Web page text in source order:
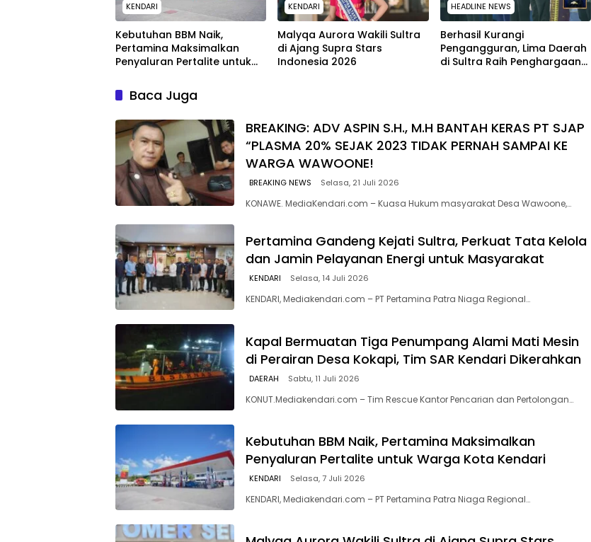
KENDARI
Kebutuhan BBM Naik,
Pertamina Maksimalkan
Penyaluran Pertalite untuk
KENDARI
Malyqa Aurora Wakili Sultra
di Ajang Supra Stars
Indonesia 2026
HEADLINE NEWS
Berhasil Kurangi
Pengangguran, Lima Daerah
di Sultra Raih Penghargaan
Baca Juga
BREAKING: ADV ASPIN S.H., M.H BANTAH KERAS PT SJAP
“PLASMA 20% SEJAK 2023 TIDAK PERNAH SAMPAI KE
WARGA WAWOONE!
BREAKING NEWS Selasa, 21 Juli 2026
KONAWE. MediaKendari.com – Kuasa Hukum masyarakat Desa Wawoone,…
Pertamina Gandeng Kejati Sultra, Perkuat Tata Kelola
dan Jamin Pelayanan Energi untuk Masyarakat
KENDARI Selasa, 14 Juli 2026
KENDARI, Mediakendari.com – PT Pertamina Patra Niaga Regional…
Kapal Bermuatan Tiga Penumpang Alami Mati Mesin
di Perairan Desa Kokapi, Tim SAR Kendari Dikerahkan
DAERAH Sabtu, 11 Juli 2026
KONUT.Mediakendari.com – Tim Rescue Kantor Pencarian dan Pertolongan…
Kebutuhan BBM Naik, Pertamina Maksimalkan
Penyaluran Pertalite untuk Warga Kota Kendari
KENDARI Selasa, 7 Juli 2026
KENDARI, Mediakendari.com – PT Pertamina Patra Niaga Regional…